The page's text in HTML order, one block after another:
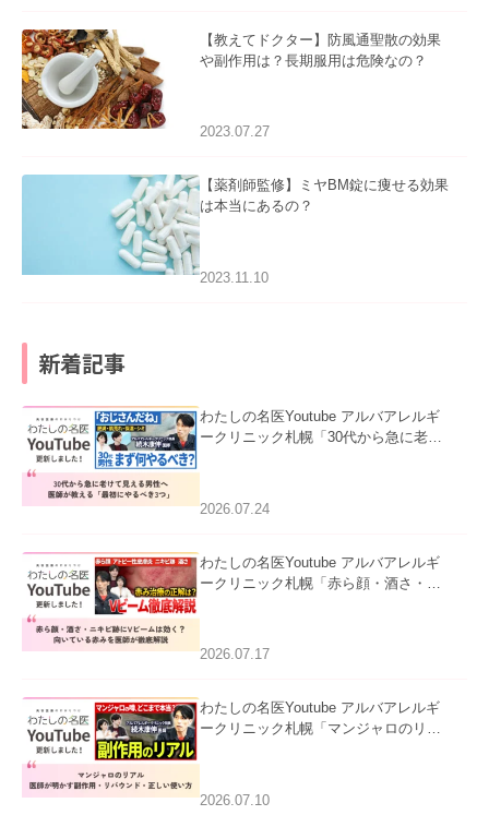
【教えてドクター】防風通聖散の効果
や副作用は？長期服用は危険なの？
2023.07.27
【薬剤師監修】ミヤBM錠に痩せる効果
は本当にあるの？
2023.11.10
新着記事
わたしの名医Youtube アルバアレルギ
ークリニック札幌「30代から急に老け
た。
2026.07.24
わたしの名医Youtube アルバアレルギ
ークリニック札幌「赤ら顔・酒さ・ニ
ました。
2026.07.17
わたしの名医Youtube アルバアレルギ
ークリニック札幌「マンジャロのリア
た。
2026.07.10